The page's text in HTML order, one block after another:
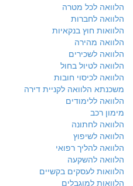
הלוואה לכל מטרה
הלוואה לחברות
הלוואות חוץ בנקאיות
הלוואה מהירה
הלוואה לשכירים
הלוואה לטיול בחול
הלוואה לכיסוי חובות
משכנתא הלוואה לקניית דירה
הלוואה ללימודים
מימון רכב
הלוואה לחתונה
הלוואה לשיפוץ
הלוואה להליך רפואי
הלוואה להשקעה
הלוואות לעסקים בקשיים
הלוואות למוגבלים